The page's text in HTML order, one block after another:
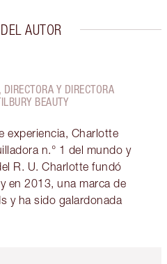
AUTOR
Y DIRECTORA
BEAUTY
experiencia, Charlotte
n.° 1 del mundo y
R. U. Charlotte fundó
en 2013, una marca de
y ha sido galardonada